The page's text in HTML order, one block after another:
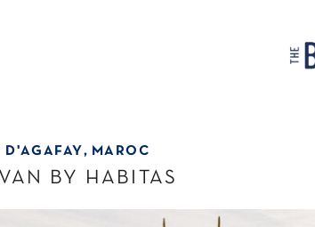
D'AGAFAY MAROC
BY HABITAS